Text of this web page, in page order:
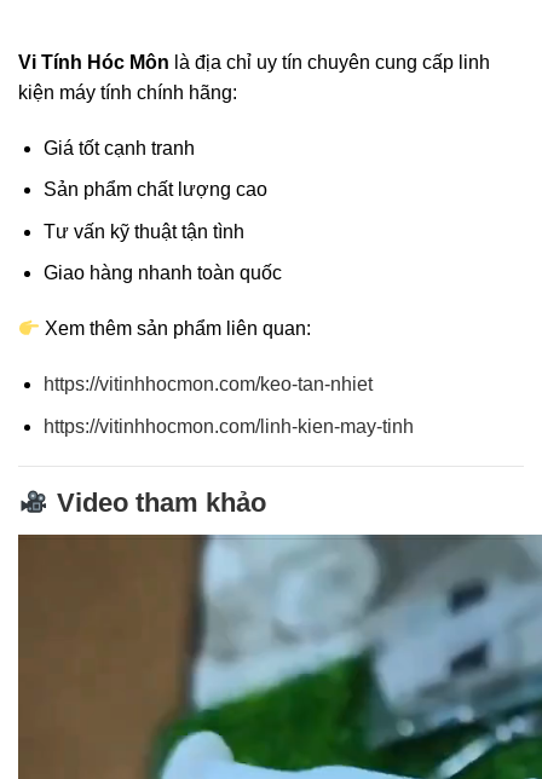
Vi Tính Hóc Môn là địa chỉ uy tín chuyên cung cấp linh
kiện máy tính chính hãng:
Giá tốt cạnh tranh
Sản phẩm chất lượng cao
Tư vấn kỹ thuật tận tình
Giao hàng nhanh toàn quốc
Xem thêm sản phẩm liên quan:
https://vitinhhocmon.com/keo-tan-nhiet
https://vitinhhocmon.com/linh-kien-may-tinh
Video tham khảo